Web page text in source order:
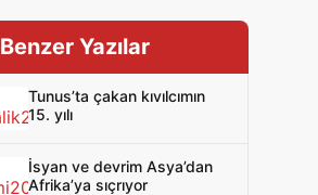
Benzer Yazılar
Tunus’ta çakan kıvılcımın
15. yılı
İsyan ve devrim Asya’dan
Afrika’ya sıçrıyor